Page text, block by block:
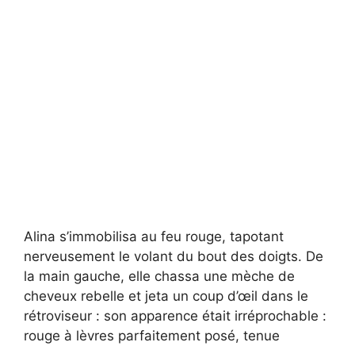
Alina s’immobilisa au feu rouge, tapotant
nerveusement le volant du bout des doigts. De
la main gauche, elle chassa une mèche de
cheveux rebelle et jeta un coup d’œil dans le
rétroviseur : son apparence était irréprochable :
rouge à lèvres parfaitement posé, tenue